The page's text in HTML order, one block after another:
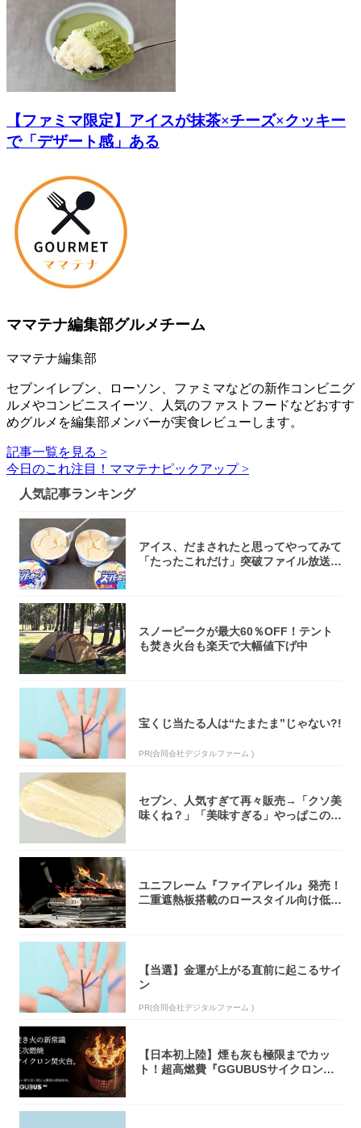
【ファミマ限定】アイスが抹茶×チーズ×クッキー
で「デザート感」ある
ママテナ編集部グルメチーム
ママテナ編集部
セブンイレブン、ローソン、ファミマなどの新作コンビニグ
ルメやコンビニスイーツ、人気のファストフードなどおすす
めグルメを編集部メンバーが実食レビューします。
記事一覧を見る >
今日のこれ注目！ママテナピックアップ >
人気記事ランキング
アイス、だまされたと思ってやってみて
「たったこれだけ」突破ファイル放送で
スノーピークが最大60％OFF！テント
も焚き火台も楽天で大幅値下げ中
宝くじ当たる人は“たまたま”じゃない?!
PR(合同会社デジタルファーム )
セブン、人気すぎて再々販売→「クソ美
味くね？」「美味すぎる」やっぱこのク
ユニフレーム『ファイアレイル』発売！
二重遮熱板搭載のロースタイル向け低型
【当選】金運が上がる直前に起こるサイ
ン
PR(合同会社デジタルファーム )
【日本初上陸】煙も灰も極限までカッ
ト！超高燃費『GGUBUSサイクロン焚